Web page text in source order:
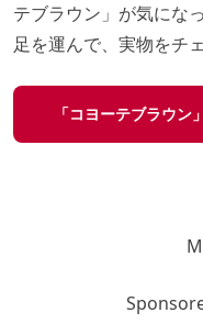
テブラウン」が気にな
足を運んで、実物をチ
「コヨーテブラウ